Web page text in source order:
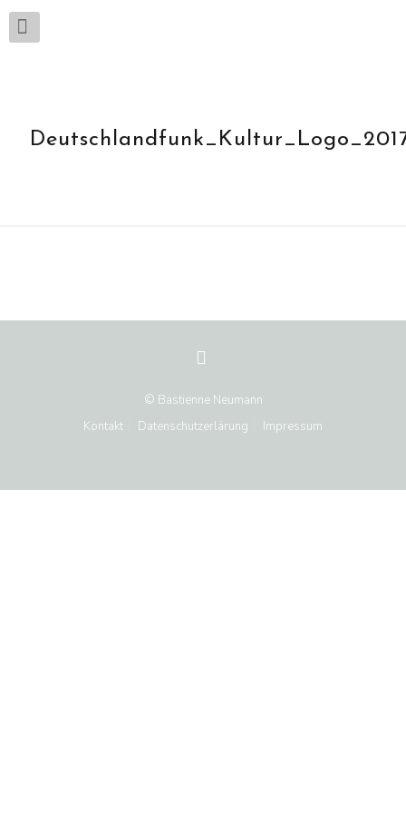
© Bastienne Neumann
Kontakt
Datenschutzerlärung Impressum